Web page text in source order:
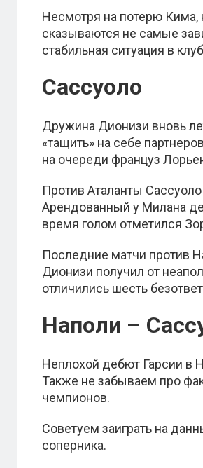
Несмотря на потерю Кима,
сказываются не самые
стабильная ситуация в
Сассуоло
Дружина Дионизи вновь
«тащить» на себе
на очереди француз
Против Аталанты
Арендованный у Милана
время голом отметился
Последние матчи против
Дионизи получил от
отличились шесть
Наполи –
Неплохой дебют Гарсии в
Также не забываем про
чемпионов.
Советуем заиграть на
соперника.